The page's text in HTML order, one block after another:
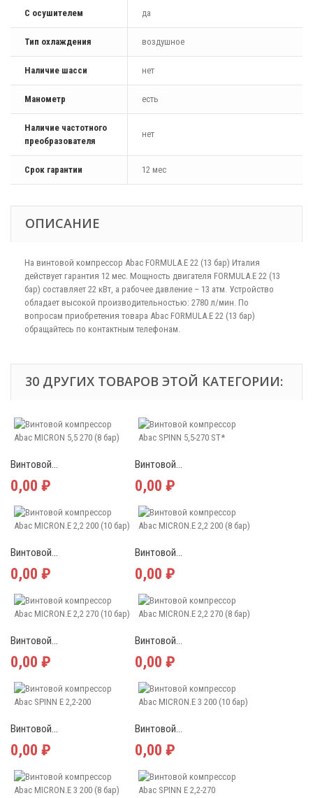
С осушителем да
Тип охлаждения воздушное
Наличие шасси нет
Манометр есть
Наличие частотного
преобразователя
нет
Срок гарантии 12 мес
ОПИСАНИЕ
На винтовой компрессор Abac FORMULA.E 22 (13 бар) Италия
действует гарантия 12 мес. Мощность двигателя FORMULA.E 22 (13
бар) составляет 22 кВт, а рабочее давление – 13 атм. Устройство
обладает высокой производительностью: 2780 л/мин. По
вопросам приобретения товара Abac FORMULA.E 22 (13 бар)
обращайтесь по контактным телефонам.
30 ДРУГИХ ТОВАРОВ ЭТОЙ КАТЕГОРИИ:
Винтовой...
0,00 ₽
Винтовой...
0,00 ₽
Винтовой...
0,00 ₽
Винтовой...
0,00 ₽
Винтовой...
0,00 ₽
Винтовой...
0,00 ₽
Винтовой...
0,00 ₽
Винтовой...
0,00 ₽